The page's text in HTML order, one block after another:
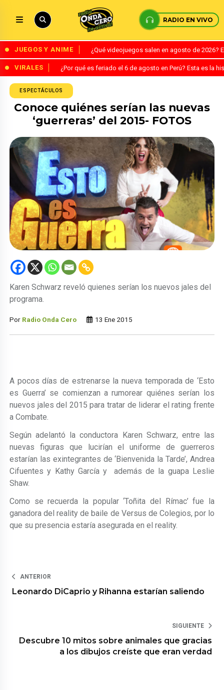
RADIO EN VIVO
JUEGOS Y ANIME ¿Qué videojuegos salen en agosto de
VIRALES ¿Por qué es feriado el 6 de agosto en Perú? Esta es la
ESPECTÁCULOS
Conoce quiénes serían las nuevas
‘guerreras’ del 2015- FOTOS
Karen Schwarz reveló quienes serían los nuevos jales del
programa.
Por Radio Onda Cero 13 Ene 2015
A pocos días de estrenarse la nueva temporada de ‘Esto
es Guerra’ se comienzan a rumorear quiénes serían los
nuevos jales del 2015 para tratar de liderar el rating frente
a Combate.
Según adelantó la conductora Karen Schwarz, entre las
nuevas figuras que lucirían el uniforme de guerreros
estarían las exintegrantes de ‘Bienvenida la Tarde’, Andrea
Cifuentes y Kathy García y además de la guapa Leslie
Shaw.
Como se recuerda la popular ‘Toñita del Rímac’ fue la
ganadora del reality de baile de Versus de Colegios, por lo
que su presencia estaría asegurada en el reality.
ANTERIOR
Leonardo DiCaprio y Rihanna estarían saliendo
SIGUIENTE
Descubre 10 mitos sobre animales que gracias
a los dibujos creíste que eran verdad